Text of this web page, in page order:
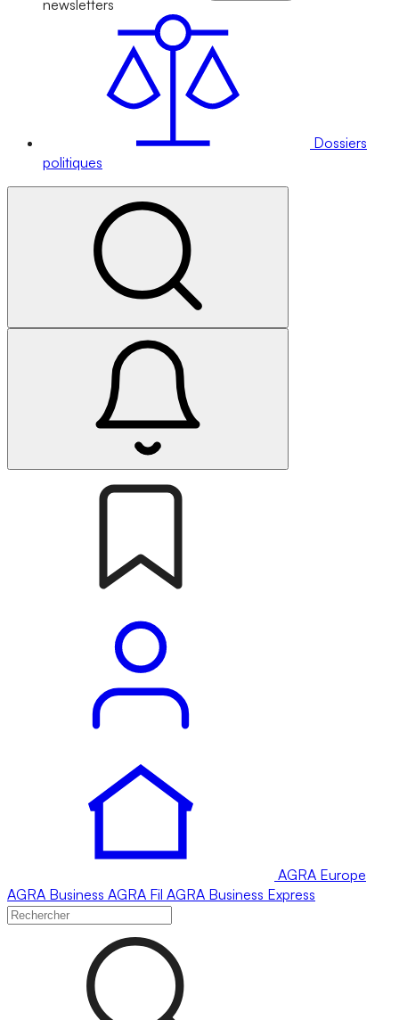
newsletters
Dossiers
politiques
AGRA Europe
AGRA Business AGRA Fil AGRA Business Express